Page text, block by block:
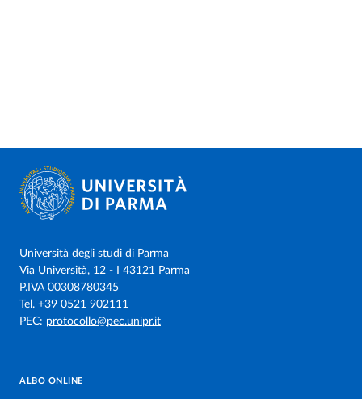
Università degli studi di Parma
Via Università, 12 - I 43121 Parma
P.IVA 00308780345
Tel. +39 0521 902111
PEC: protocollo@pec.unipr.it
ALBO ONLINE